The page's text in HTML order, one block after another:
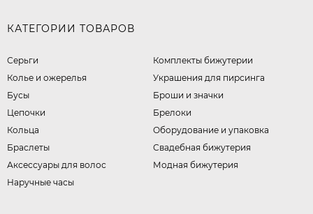
КАТЕГОРИИ ТОВАРОВ
Серьги
Колье и ожерелья
Бусы
Цепочки
Кольца
Браслеты
Аксессуары для волос
Наручные часы
Комплекты бижутерии
Украшения для пирсинга
Броши и значки
Брелоки
Оборудование и упаковка
Свадебная бижутерия
Модная бижутерия